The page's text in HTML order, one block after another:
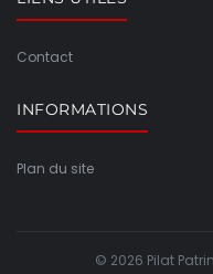
Contact
INFORMATIONS
Plan du site
© 2026 Pilat